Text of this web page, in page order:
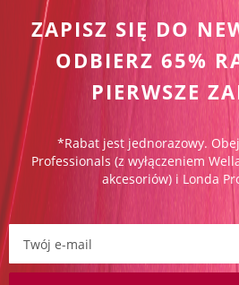
ZAPISZ SIĘ DO
ODBIERZ 65%
PIERWSZE
*Rabat jest jednorazowy.
Professionals (z wyłączeniem
akcesoriów) i Londa
Zapisz się do newslettera: